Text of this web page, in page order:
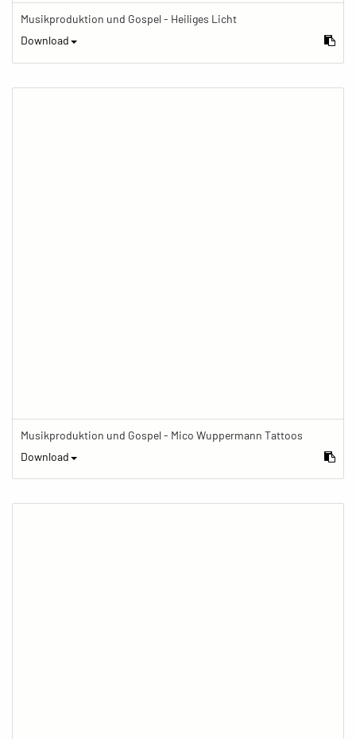
Musikproduktion und Gospel - Heiliges Licht
Download
Musikproduktion und Gospel - Mico Wuppermann Tattoos
Download